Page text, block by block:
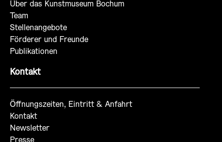
Über das Kunstmuseum Bochum
Team
Stellenangebote
Förderer und Freunde
Publikationen
Kontakt
Öffnungszeiten, Eintritt & Anfahrt
Kontakt
Newsletter
Presse